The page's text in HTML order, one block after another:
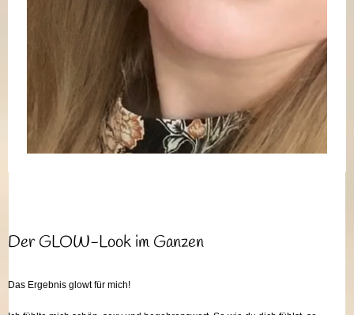
Der GLOW-Look im Ganzen
Das Ergebnis glowt für mich!